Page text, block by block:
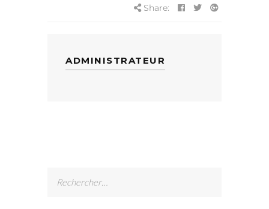
Share:
ADMINISTRATEUR